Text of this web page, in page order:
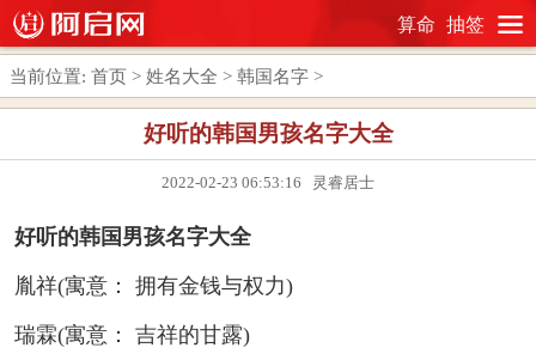
算命 抽签
当前位置: 首页 > 姓名大全 > 韩国名字 >
好听的韩国男孩名字大全
2022-02-23 06:53:16 灵睿居士
好听的韩国男孩名字大全
胤祥(寓意： 拥有金钱与权力)
瑞霖(寓意： 吉祥的甘露)